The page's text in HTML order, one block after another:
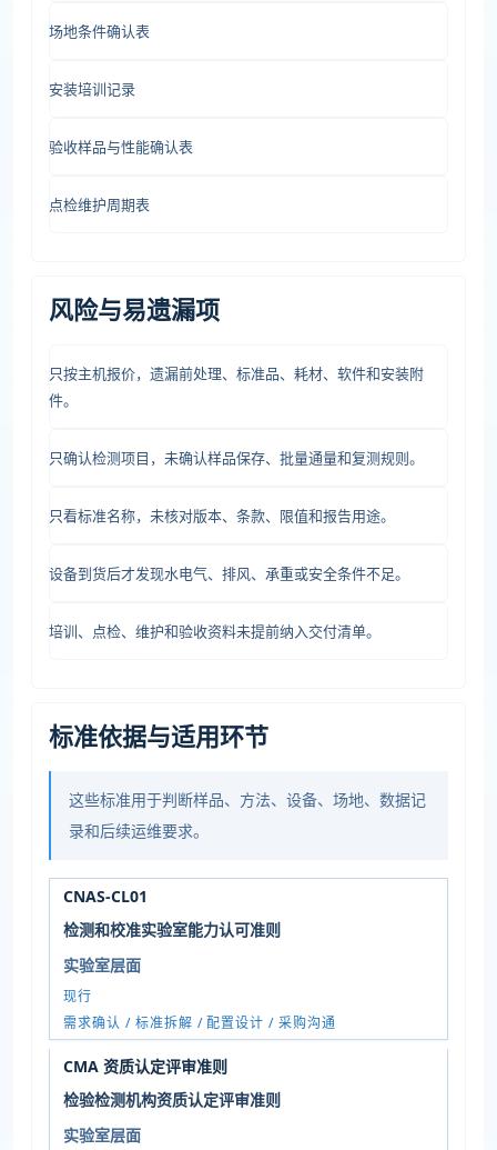
场地条件确认表
安装培训记录
验收样品与性能确认表
点检维护周期表
风险与易遗漏项
只按主机报价，遗漏前处理、标准品、耗材、软件和安装附
件。
只确认检测项目，未确认样品保存、批量通量和复测规则。
只看标准名称，未核对版本、条款、限值和报告用途。
设备到货后才发现水电气、排风、承重或安全条件不足。
培训、点检、维护和验收资料未提前纳入交付清单。
标准依据与适用环节
这些标准用于判断样品、方法、设备、场地、数据记
录和后续运维要求。
CNAS-CL01
检测和校准实验室能力认可准则
实验室层面
现行
需求确认 / 标准拆解 / 配置设计 / 采购沟通
CMA 资质认定评审准则
检验检测机构资质认定评审准则
实验室层面